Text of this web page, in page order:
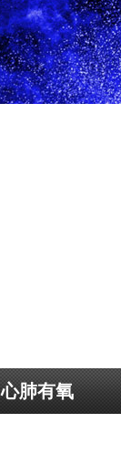
心肺有氧